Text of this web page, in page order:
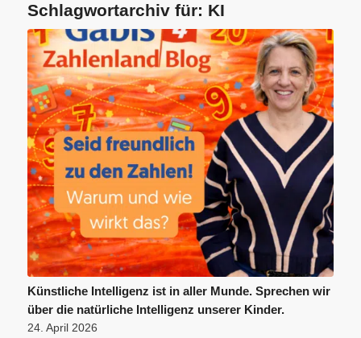
Schlagwortarchiv für: KI
Künstliche Intelligenz ist in aller Munde. Sprechen wir
über die natürliche Intelligenz unserer Kinder.
24. April 2026